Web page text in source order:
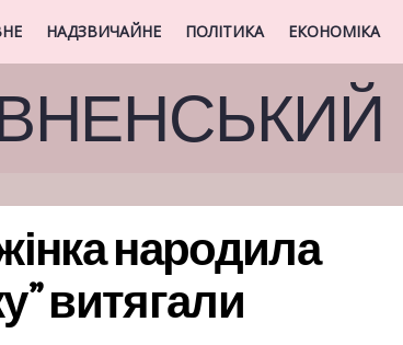
НАДЗВИЧАЙНЕ ПОЛІТИКА ЕКОНОМІКА
народила
витягали